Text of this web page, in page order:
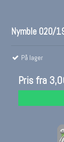
Nymble 020/
På lager
Pris fra